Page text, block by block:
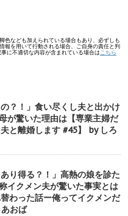
色なども加えられている場合もあり、必ずしも
報を用いて行動される場合、ご自身の責任と判
に不適切な内容が含まれている場合は こちら
の？！」食い尽くし夫と出かけ
が驚いた理由は【専業主婦だ
と離婚します #45】 by しろ
あり得る？！」高熱の娘を診た
イクメン夫が驚いた事実とは
替わった話ー俺ってイクメンだ
おば